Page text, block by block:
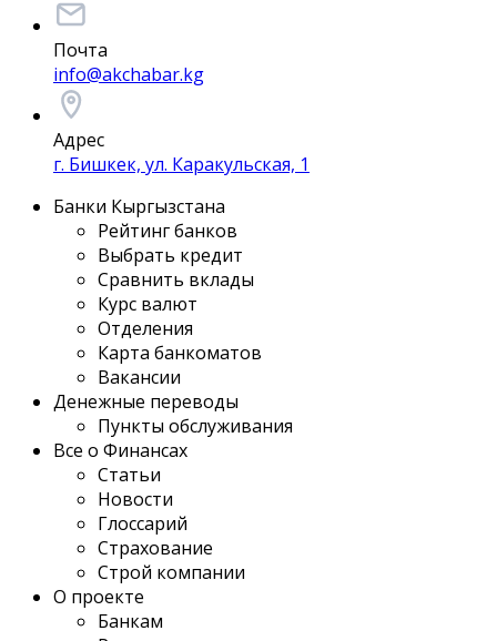
Почта
info@akchabar.kg
Адрес
г. Бишкек, ул. Каракульская, 1
Банки Кыргызстана
Рейтинг банков
Выбрать кредит
Сравнить вклады
Курс валют
Отделения
Карта банкоматов
Вакансии
Денежные переводы
Пункты обслуживания
Все о Финансах
Статьи
Новости
Глоссарий
Страхование
Строй компании
О проекте
Банкам